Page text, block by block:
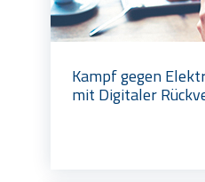
Kampf gegen
mit Digitaler